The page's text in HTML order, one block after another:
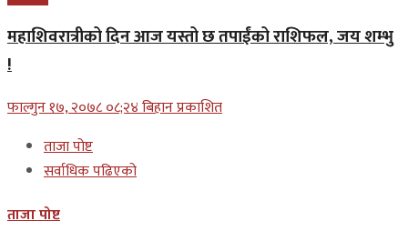
महाशिवरात्रीको दिन आज यस्तो छ तपाईंको राशिफल, जय शम्भु
!
फाल्गुन १७, २०७८ ०८;२४ बिहान प्रकाशित
ताजा पोष्ट
सर्वाधिक पढिएको
ताजा पोष्ट